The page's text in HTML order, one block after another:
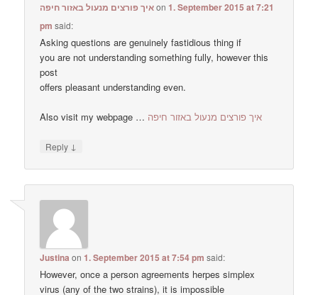
איך פורצים מנעול באזור חיפהon1. September 2015 at 7:21
pm said:
Asking questions are genuinely fastidious thing if
you are not understanding something fully, however this
post
offers pleasant understanding even.
Also visit my webpage … איך פורצים מנעול באזור חיפה
Reply ↓
Justina on1. September 2015 at 7:54 pm said:
However, once a person agreements herpes simplex
virus (any of the two strains), it is impossible